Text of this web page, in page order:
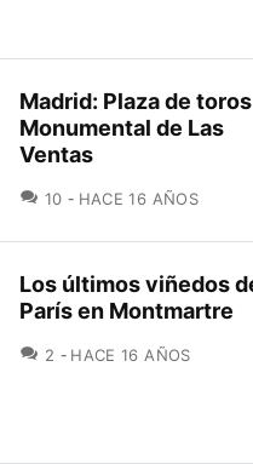
Madrid: Plaza de toros
Monumental de Las
Ventas
10 COMENTARIOS
HACE 16 AÑOS
Los últimos viñedos
París en Montmartre
2 COMENTARIOS
HACE 16 AÑOS